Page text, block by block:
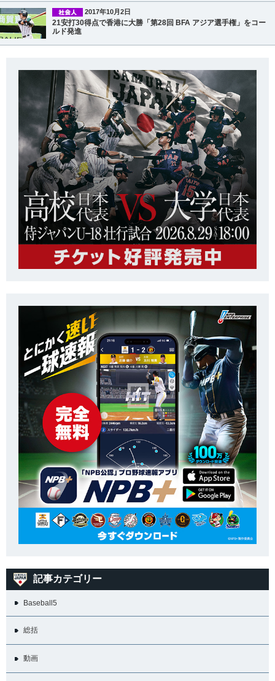
2017年10月2日
21安打30得点で香港に大勝「第28回 BFA アジア選手権」をコー
ルド発進
記事カテゴリー
Baseball5
総括
動画